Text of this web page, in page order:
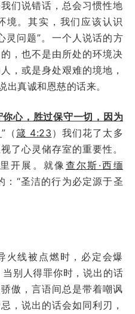
们说错话，总会习惯性地
境。其实，我们应该认识
灵问题”。一个人说话的方
，也不是由所处的环境决
，或是身处艰难的境地，
真诚和恩慈的话来。
你心，胜过保守一切，因为
”（箴 4:23 ）我们花了太多
了心灵储存室的重要性。
开展。就像 查尔斯·西缅
：“圣洁的行为必定源于圣
火线被点燃时，必定会爆
别人得罪你时，说出的话
傲，言语间总是带着嘲讽
，说出的话会如同利刃，